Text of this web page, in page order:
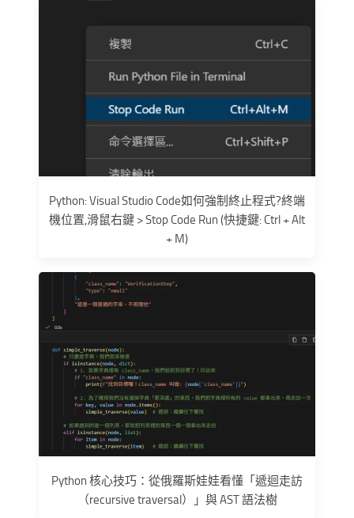
Python: Visual Studio Code如何強制終止程式?終端
機位置,滑鼠右鍵 > Stop Code Run (快捷鍵: Ctrl + Alt
+ M)
Python 核心技巧：從俄羅斯娃娃看懂「遞迴走訪
（recursive traversal）」與 AST 語法樹